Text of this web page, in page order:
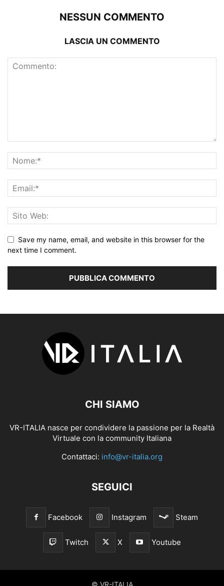
NESSUN COMMENTO
LASCIA UN COMMENTO
Save my name, email, and website in this browser for the
next time I comment.
CHI SIAMO
VR-ITALIA nasce per condividere la passione per la Realtà
Virtuale con la community Italiana
Contattaci: info@vr-italia.org
SEGUICI
Facebook Instagram Steam
Twitch X Youtube